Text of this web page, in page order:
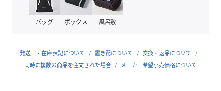
場で1点1点職人が丁寧に靴を生産しています。紳士靴の生産
からビジネスをスタートさせたMARITAN VERONAのコレク
ります。トレンド要素を上手く取り入れたデザインと履き心
地の良さを兼ね備えた1 足をお届けします。
バッグ ボックス 風呂敷
発送日・在庫表記について 置き配について
交換・返品について
同時に複数の商品を注文された場合
メーカー希望小売価格について